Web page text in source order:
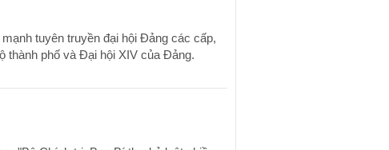
tuyên truyền đại hội Đảng các cấp,
thành phố và Đại hội XIV của Đảng.